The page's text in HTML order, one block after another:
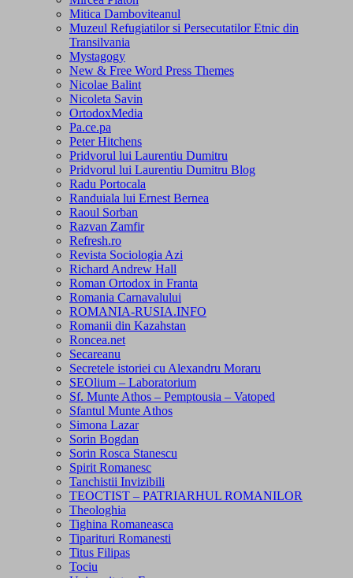
Mitica Damboviteanul
Muzeul Refugiatilor si Persecutatilor Etnic din
Transilvania
Mystagogy
New & Free Word Press Themes
Nicolae Balint
Nicoleta Savin
OrtodoxMedia
Pa.ce.pa
Peter Hitchens
Pridvorul lui Laurentiu Dumitru
Pridvorul lui Laurentiu Dumitru Blog
Radu Portocala
Randuiala lui Ernest Bernea
Raoul Sorban
Razvan Zamfir
Refresh.ro
Revista Sociologia Azi
Richard Andrew Hall
Roman Ortodox in Franta
Romania Carnavalului
ROMANIA-RUSIA.INFO
Romanii din Kazahstan
Roncea.net
Secareanu
Secretele istoriei cu Alexandru Moraru
SEOlium – Laboratorium
Sf. Munte Athos – Pemptousia – Vatoped
Sfantul Munte Athos
Simona Lazar
Sorin Bogdan
Sorin Rosca Stanescu
Spirit Romanesc
Tanchistii Invizibili
TEOCTIST – PATRIARHUL ROMANILOR
Theologhia
Tighina Romaneasca
Tiparituri Romanesti
Titus Filipas
Tociu